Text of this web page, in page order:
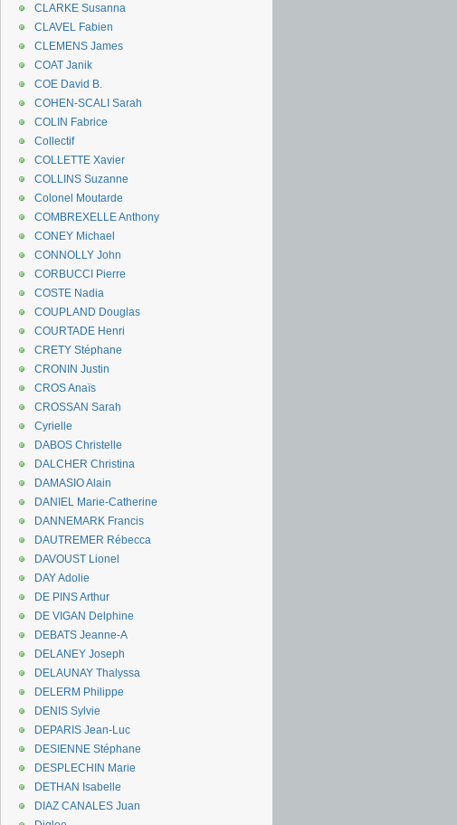
CLARKE Susanna
CLAVEL Fabien
CLEMENS James
COAT Janik
COE David B.
COHEN-SCALI Sarah
COLIN Fabrice
Collectif
COLLETTE Xavier
COLLINS Suzanne
Colonel Moutarde
COMBREXELLE Anthony
CONEY Michael
CONNOLLY John
CORBUCCI Pierre
COSTE Nadia
COUPLAND Douglas
COURTADE Henri
CRETY Stéphane
CRONIN Justin
CROS Anaïs
CROSSAN Sarah
Cyrielle
DABOS Christelle
DALCHER Christina
DAMASIO Alain
DANIEL Marie-Catherine
DANNEMARK Francis
DAUTREMER Rébecca
DAVOUST Lionel
DAY Adolie
DE PINS Arthur
DE VIGAN Delphine
DEBATS Jeanne-A
DELANEY Joseph
DELAUNAY Thalyssa
DELERM Philippe
DENIS Sylvie
DEPARIS Jean-Luc
DESIENNE Stéphane
DESPLECHIN Marie
DETHAN Isabelle
DIAZ CANALES Juan